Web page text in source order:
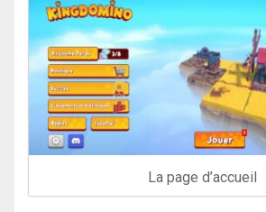
La page d’accueil